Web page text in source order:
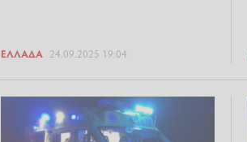
ΕΛΛΆΔΑ 24.09.2025 19:04